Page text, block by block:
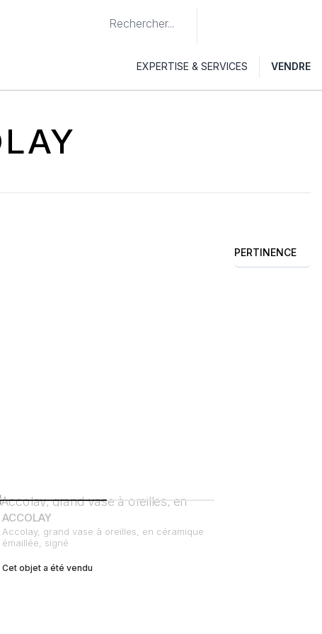
EXPERTISE & SERVICES VENDRE
PERTINENCE
ACCOLAY
Accolay, grand vase à oreilles, en céramique
émaillée, signé
Cet objet a été vendu